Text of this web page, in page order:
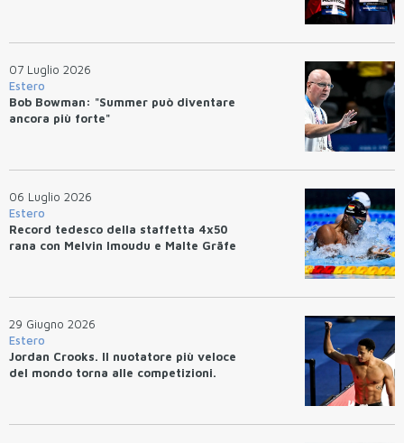
07 Luglio 2026
Estero
Bob Bowman: "Summer può diventare
ancora più forte"
06 Luglio 2026
Estero
Record tedesco della staffetta 4x50
rana con Melvin Imoudu e Malte Gräfe
29 Giugno 2026
Estero
Jordan Crooks. Il nuotatore più veloce
del mondo torna alle competizioni.